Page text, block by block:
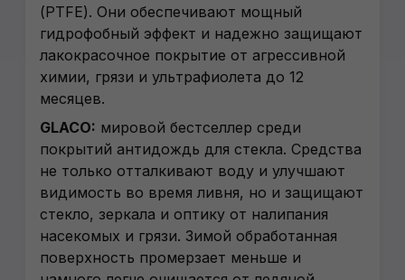
(PTFE). Они обеспечивают мощный
гидрофобный эффект и надежно защищают
лакокрасочное покрытие от агрессивной
химии, грязи и ультрафиолета до 12
месяцев.
GLACO: мировой бестселлер среди
покрытий антидождь для стекла. Средства
не только отталкивают воду и улучшают
видимость во время ливня, но и защищают
стекло, зеркала и оптику от налипания
насекомых и грязи. Зимой обработанная
поверхность промерзает меньше и